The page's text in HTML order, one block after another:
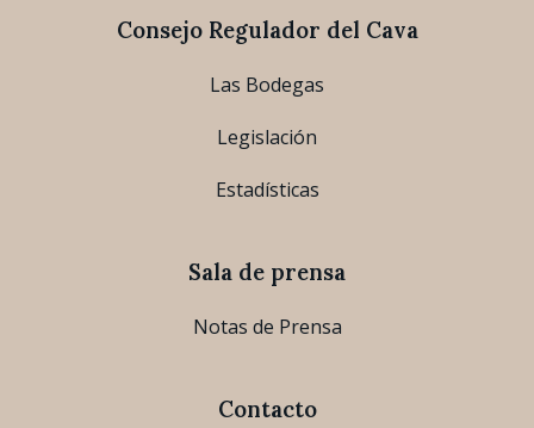
Consejo Regulador del Cava
Las Bodegas
Legislación
Estadísticas
Sala de prensa
Notas de Prensa
Contacto